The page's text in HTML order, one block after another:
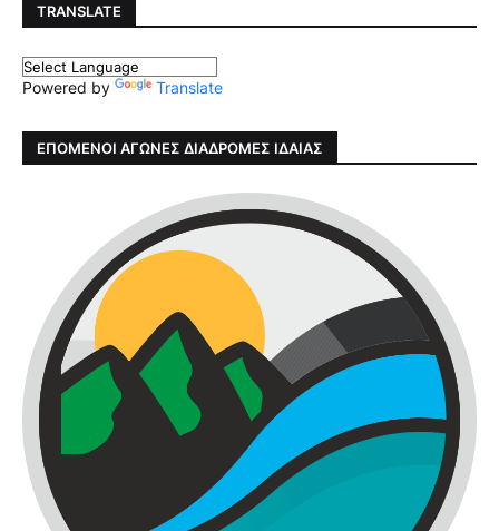
TRANSLATE
Powered by Translate
ΕΠΟΜΕΝΟΙ ΑΓΩΝΕΣ ΔΙΑΔΡΟΜΕΣ ΙΔΑΙΑΣ